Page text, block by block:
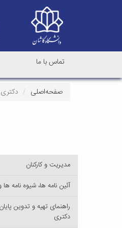
تماس با ما
صفحه‌اصلی دکتری
مدیریت و کارکنان
آئین نامه ها، شیوه نامه ها
راهنمای تهیه و تدوین
دکتری